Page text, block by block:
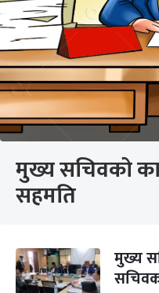
मुख्य सचिवको
सहमति
मुख्य